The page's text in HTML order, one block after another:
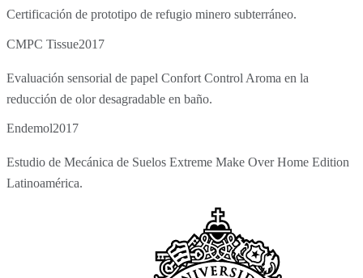
Certificación de prototipo de refugio minero subterráneo.
CMPC Tissue2017
Evaluación sensorial de papel Confort Control Aroma en la
reducción de olor desagradable en baño.
Endemol2017
Estudio de Mecánica de Suelos Extreme Make Over Home Edition
Latinoamérica.